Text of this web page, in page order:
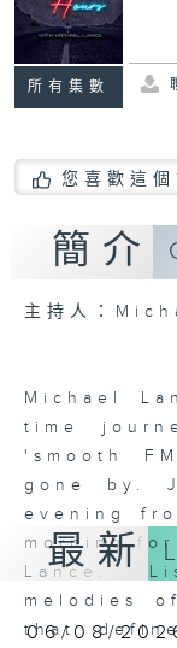
所有集數
您喜歡這
簡介
主持人：
Michael
time
'smooth
gone by.
evening
morning
Lance.
melodies
that
最新
06/08/